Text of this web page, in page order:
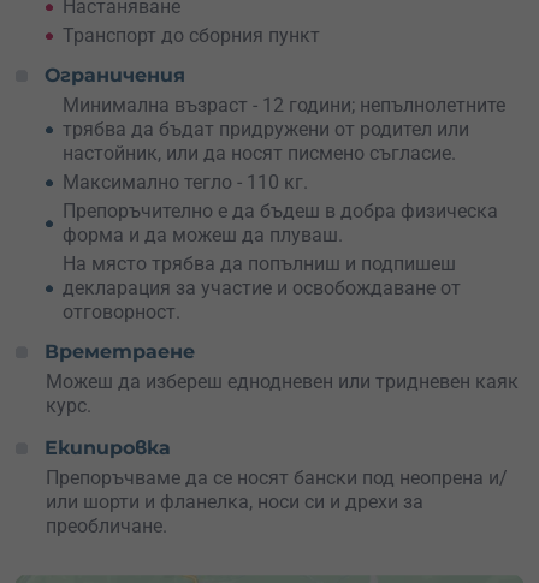
Запази мястото си
незабравимо водно приключение!
Настаняване
Транспорт до сборния пункт
Ограничения
Минимална възраст - 12 години; непълнолетните
трябва да бъдат придружени от родител или
настойник, или да носят писмено съгласие.
Максимално тегло - 110 кг.
Препоръчително е да бъдеш в добра физическа
форма и да можеш да плуваш.
На място трябва да попълниш и подпишеш
декларация за участие и освобождаване от
отговорност.
Времетраене
Можеш да избереш еднодневен или тридневен каяк
курс.
Екипировка
Препоръчваме да се носят бански под неопрена и/
или шорти и фланелка, носи си и дрехи за
преобличане.